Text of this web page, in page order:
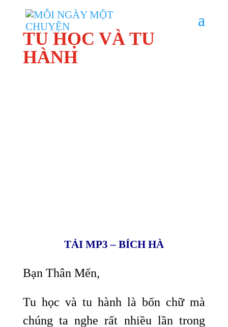
TU HỌC VÀ TU
HÀNH
TẢI MP3 – BÍCH HÀ
Bạn Thân Mến,
Tu học và tu hành là bốn chữ mà
chúng ta nghe rất nhiều lần trong